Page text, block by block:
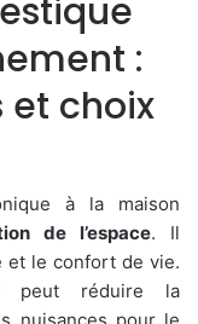
:
et choix
à la maison
de l’espace. Il
et le confort de vie.
réduire la
nuisances pour le